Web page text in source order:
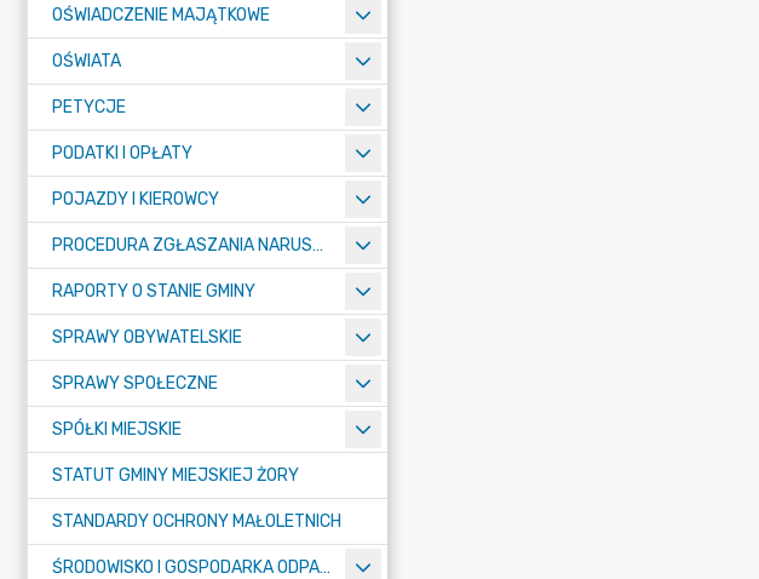
OŚWIADCZENIE MAJĄTKOWE
OŚWIATA
PETYCJE
PODATKI I OPŁATY
POJAZDY I KIEROWCY
PROCEDURA ZGŁASZANIA NARUSZEŃ PRAWA
RAPORTY O STANIE GMINY
SPRAWY OBYWATELSKIE
SPRAWY SPOŁECZNE
SPÓŁKI MIEJSKIE
STATUT GMINY MIEJSKIEJ ŻORY
STANDARDY OCHRONY MAŁOLETNICH
ŚRODOWISKO I GOSPODARKA ODPADAMI